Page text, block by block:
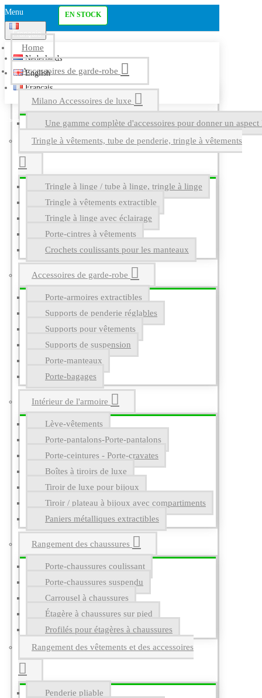
Menu
Français
Nederlands
English
Français
Home
Accessoires de garde-robe
Milano Accessoires de luxe
Une gamme complète d'accessoires pour donner un
Tringle à vêtements, tube de penderie, tringle à vêtements
Tringle à linge / tube à linge, tringle à linge
Tringle à vêtements extractible
Tringle à linge avec éclairage
Porte-cintres à vêtements
Crochets coulissants pour les manteaux
Accessoires de garde-robe
Porte-armoires extractibles
Supports de penderie réglables
Supports pour vêtements
Supports de suspension
Porte-manteaux
Porte-bagages
Intérieur de l'armoire
Lève-vêtements
Porte-pantalons-Porte-pantalons
Porte-ceintures - Porte-cravates
Boîtes à tiroirs de luxe
Tiroir de luxe pour bijoux
Tiroir / plateau à bijoux avec compartiments
Paniers métalliques extractibles
Rangement des chaussures
Porte-chaussures coulissant
Porte-chaussures suspendu
Carrousel à chaussures
Étagère à chaussures sur pied
Profilés pour étagères à chaussures
Rangement des vêtements et des accessoires
Penderie pliable
EN STOCK